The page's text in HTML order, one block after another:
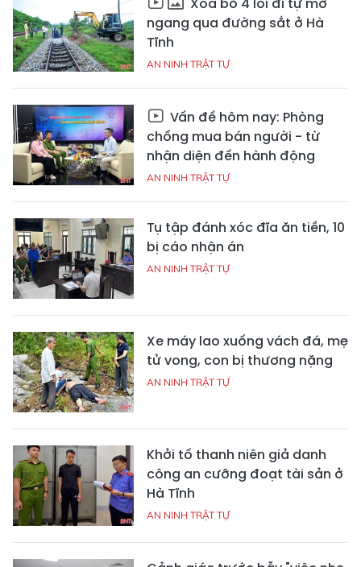
ngang qua đường sắt ở Hà
Tĩnh
AN NINH TRẬT TỰ
Vấn đề hôm nay: Phòng
chống mua bán người - từ
nhận diện đến hành động
AN NINH TRẬT TỰ
Tụ tập đánh xóc đĩa ăn tiền, 10
bị cáo nhận án
AN NINH TRẬT TỰ
Xe máy lao xuống vách đá, mẹ
tử vong, con bị thương nặng
AN NINH TRẬT TỰ
Khởi tố thanh niên giả danh
công an cưỡng đoạt tài sản ở
Hà Tĩnh
AN NINH TRẬT TỰ